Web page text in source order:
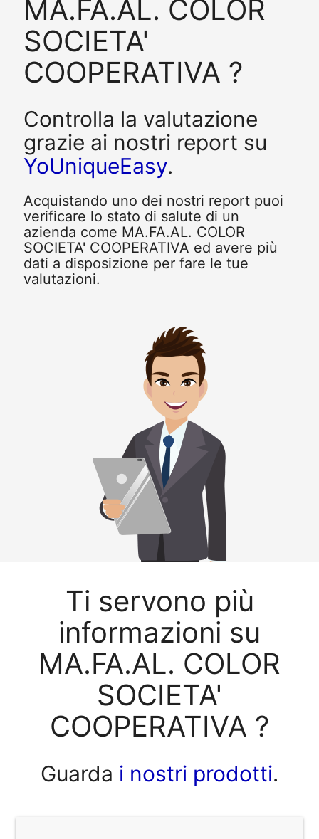
MA.FA.AL. COLOR
SOCIETA'
COOPERATIVA ?
Controlla la valutazione
grazie ai nostri report su
YoUniqueEasy.
Acquistando uno dei nostri report puoi
verificare lo stato di salute di un
azienda come MA.FA.AL. COLOR
SOCIETA' COOPERATIVA ed avere più
dati a disposizione per fare le tue
valutazioni.
Ti servono più
informazioni su
MA.FA.AL. COLOR
SOCIETA'
COOPERATIVA ?
Guarda i nostri prodotti.